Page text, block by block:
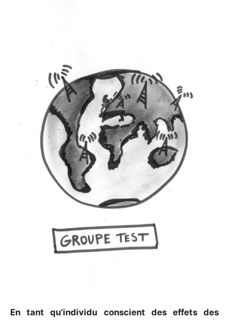
En tant qu’individu conscient des effets des